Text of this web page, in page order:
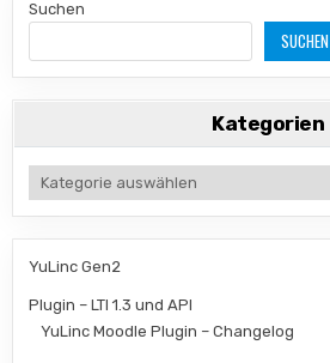
Suchen
SUCHEN
Kategorien
Kategorien
YuLinc Gen2
Plugin – LTI 1.3 und API
YuLinc Moodle Plugin – Changelog